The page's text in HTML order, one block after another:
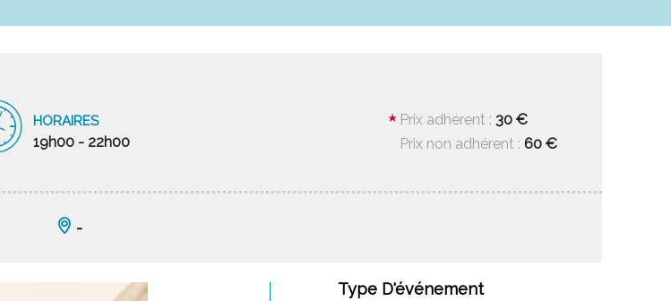
HORAIRES
19h00 - 22h00
Prix adhérent : 30 €
Prix non adhérent : 60 €
-
Type D'événement